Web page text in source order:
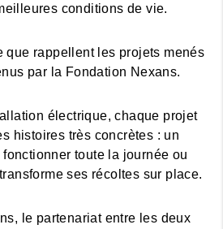
conditions de vie.
que rappellent les projets menés
par la Fondation Nexans.
électrique, chaque projet
histoires très concrètes : un
toute la journée ou
ses récoltes sur place.
le partenariat entre les deux